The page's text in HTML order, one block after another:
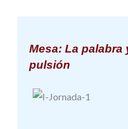
Mesa: La palabra
pulsión